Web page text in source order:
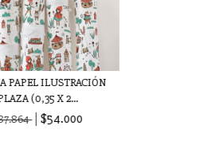
PAPEL ILUSTRACIÓN
(0,35 X 2...
$54.000